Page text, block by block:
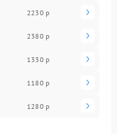
2230 р
2380 р
1330 р
1180 р
1280 р